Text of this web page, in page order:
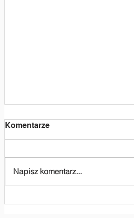
Komentarze
Napisz komentarz...